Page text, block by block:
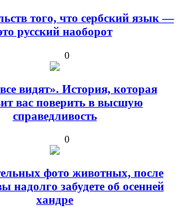
того, что сербский язык —
русский наоборот
0
видят». История, которая
вас поверить в высшую
справедливость
0
фото животных, после
надолго забудете об осенней
хандре